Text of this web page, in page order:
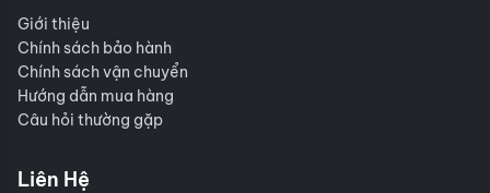
Giới thiệu
Chính sách bảo hành
Chính sách vận chuyển
Hướng dẫn mua hàng
Câu hỏi thường gặp
Liên Hệ